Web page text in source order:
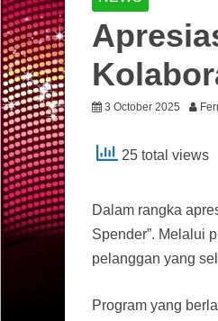
3 October 2025
25 total views
Dalam rangka
Spender”. Melalui
pelanggan yang
Program yang